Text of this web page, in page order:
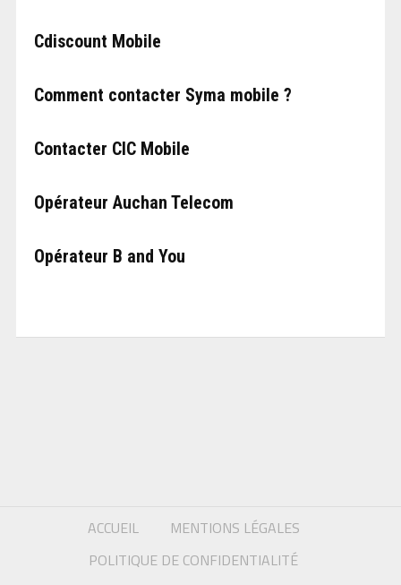
Cdiscount Mobile
Comment contacter Syma mobile ?
Contacter CIC Mobile
Opérateur Auchan Telecom
Opérateur B and You
ACCUEIL
MENTIONS LÉGALES
POLITIQUE DE CONFIDENTIALITÉ